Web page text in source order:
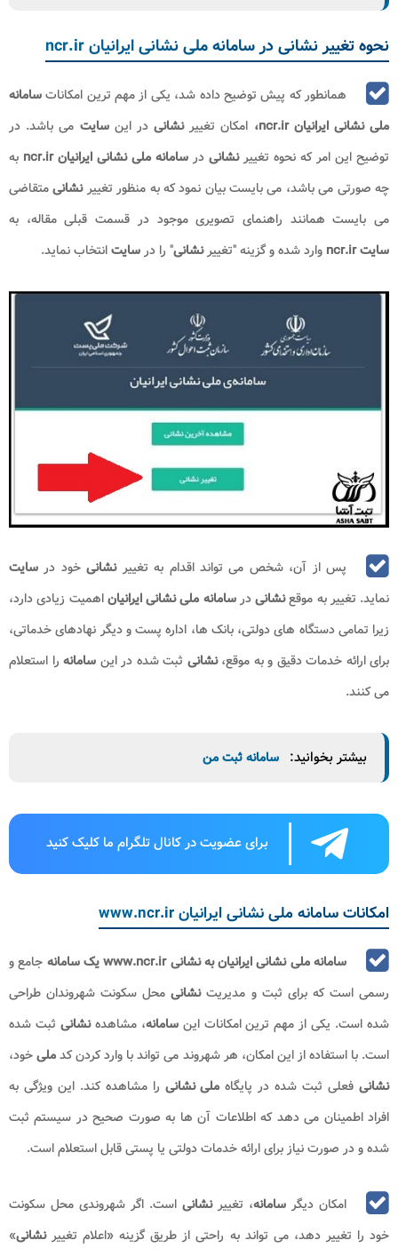
نحوه تغییر نشانی در سامانه ملی نشانی ایرانیان ncr.ir
همانطور که پیش توضیح داده شد، یکی از مهم ترین امکاناتسامانه
ملی نشانی ایرانیان ncr.ir،
امکان تغییرنشانیدر اینسایت می باشد. در
توضیح این امر که نحوه تغییرنشانی در سامانه ملی نشانی ایرانیان ncr.ir
به
چه صورتی می باشد، می بایست بیان نمود که به منظور تغییرنشانیمتقاضی
می بایست همانند راهنمای تصویری موجود در قسمت قبلی مقاله، به
سایت ncr.ir
وارد شده و گزینه "تغییرنشانی" را درسایتانتخاب نماید.
پس از آن، شخص می تواند اقدام به تغییرنشانیخود در سایت
نماید. تغییر به موقعنشانیدرسامانه ملی نشانی ایرانیاناهمیت زیادی دارد،
زیرا تمامی دستگاه های دولتی، بانک ها، اداره پست و دیگر نهادهای خدماتی،
برای ارائه خدمات دقیق و به موقع،نشانی ثبت شده در این سامانه را استعلام
می کنند.
بیشتر بخوانید: سامانه ثبت من
برای عضویت در کانال تلگرام ما کلیک کنید
امکانات سامانه ملی نشانی ایرانیان www.ncr.ir
سامانه ملی نشانی ایرانیان به نشانی www.ncr.ir یک سامانه
جامع و
رسمی است که برای ثبت و مدیریتنشانی محل سکونت شهروندان طراحی
شده است. یکی از مهم ترین امکانات اینسامانه، مشاهدهنشانی ثبت شده
است. با استفاده از این امکان، هر شهروند می تواند با وارد کردن کدملیخود،
نشانی فعلی ثبت شده در پایگاه ملی نشانی را مشاهده کند. این ویژگی به
افراد اطمینان می دهد که اطلاعات آن ها به صورت صحیح در سیستم ثبت
شده و در صورت نیاز برای ارائه خدمات دولتی یا پستی قابل استعلام است.
امکان دیگر سامانه، تغییرنشانی است. اگر شهروندی محل سکونت
خود را تغییر دهد، می تواند به راحتی از طریق گزینه «اعلام تغییرنشانی»